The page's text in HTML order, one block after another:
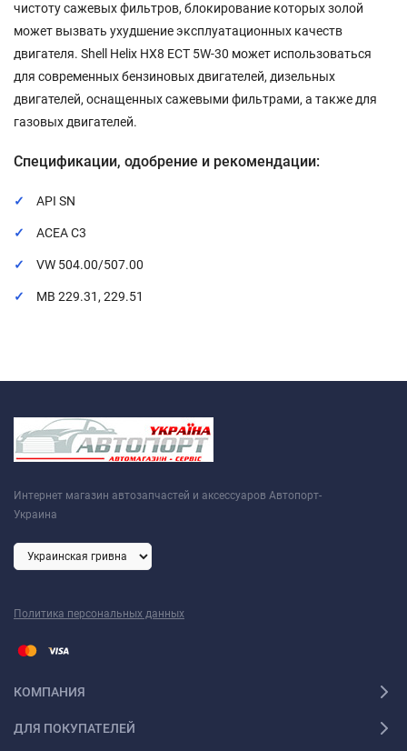
чистоту сажевых фильтров, блокирование которых золой
может вызвать ухудшение эксплуатационных качеств
двигателя. Shell Helix HX8 ECT 5W-30 может использоваться
для современных бензиновых двигателей, дизельных
двигателей, оснащенных сажевыми фильтрами, а также для
газовых двигателей.
Спецификации, одобрение и рекомендации:
API SN
ACEA C3
VW 504.00/507.00
MB 229.31, 229.51
Интернет магазин автозапчастей и аксессуаров Автопорт-
Украина
Политика персональных данных
КОМПАНИЯ
ДЛЯ ПОКУПАТЕЛЕЙ